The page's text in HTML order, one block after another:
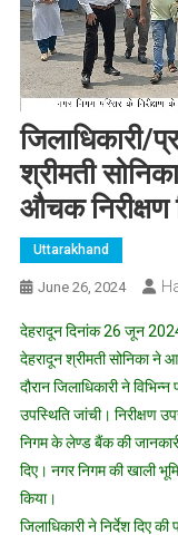
जिलाधिकारी/
श्रीमती
औचक निरीक्षण
Uttarakhand
June 26, 2024
देहरादून दिनांक 26 जून
देहरादून श्रीमती सोनिका ने
दौरान जिलाधिकारी ने
उपस्थिति जांची। निरीक्षण
निगम के लेण्ड बैंक की
दिए। नगर निगम की खाली
किया।
जिलाधिकारी ने निर्देश दिए